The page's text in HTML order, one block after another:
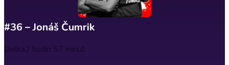
#36 – Jonáš Čumrik
Délka2 hodin 57 minut